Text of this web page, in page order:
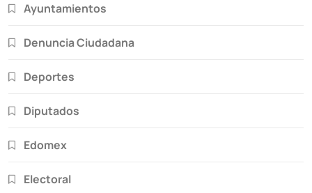
Ayuntamientos
Denuncia Ciudadana
Deportes
Diputados
Edomex
Electoral